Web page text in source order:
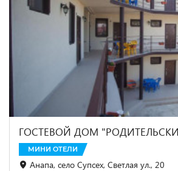
ГОСТЕВОЙ ДОМ
МИНИ ОТЕЛИ
Анапа, село Супсех, Светлая ул., 20